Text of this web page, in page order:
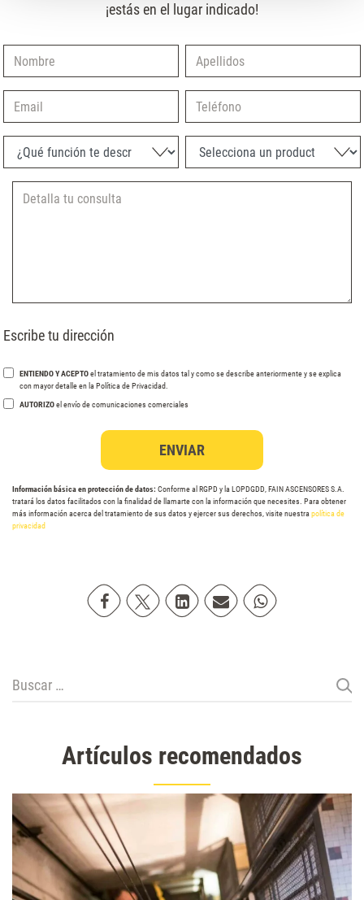
¡estás en el lugar indicado!
Nombre Apellidos
Email Teléfono
¿Qué función te describe mejor? Selecciona un producto
Escribe tu dirección
ENTIENDO Y ACEPTOel tratamiento de mis datos tal y como se describe anteriormente y se explica
con mayor detalle en la Política de Privacidad.
AUTORIZOel envío de comunicaciones comerciales
Información básica en protección de datos: Conforme al RGPD y la LOPDGDD, FAIN ASCENSORES S.A.
tratará los datos facilitados con la finalidad de llamarte con la información que necesites. Para obtener
más información acerca del tratamiento de sus datos y ejercer sus derechos, visite nuestrapolítica de
privacidad
Compartir en Facebook
Compartir en Twitter
Compartir en Linkedin
Compartir poremail
Compartir en
Buscar:
Artículos recomendados